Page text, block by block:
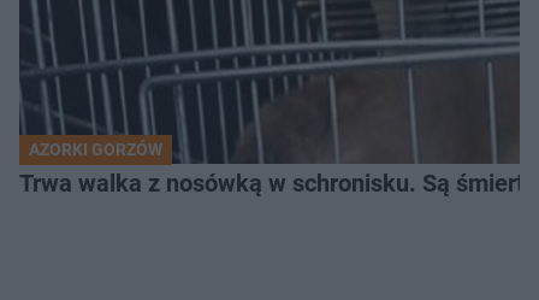
AZORKI GORZÓW
Trwa walka z nosówką w schronisku. Są